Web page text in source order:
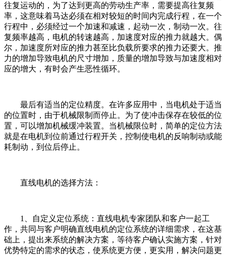
往复运动的，为了达到更高的劳动生产率，需要提高往复频
率，这意味着马达必须在相对较短的时间内完成行程，在一个
行程中，必须经过一个加速和减速，起动一次，制动一次。往
复频率越高，电机的转速越高，加速度对应的推力就越大。偶
尔，加速度所对应的推力甚至比负载所要求的推力还要大。推
力的增加导致电机的尺寸增加，质量的增加导致与加速度相对
应的增大，有时会产生恶性循环。
最后有适当的定位精度。在许多应用中，当电机处于适当
的位置时，由于机械限制而停止。为了使冲击保存在较低的位
置，可以增加机械缓冲装置。当机械限位时，简单的定位方法
就是在电机到位前通过行程开关，控制使电机的反响制动或能
耗制动，到位后停止。
直线电机的选择方法：
1、自定义定位系统：直线电机专家团队和客户一起工
作，共同与客户明确直线电机的定位系统的详细需求，在这基
础上，提出来系统的解决方案，等待客户确认实施方案，针对
优势特定的需求的状态，使系统更方便，更实用，解决问题更